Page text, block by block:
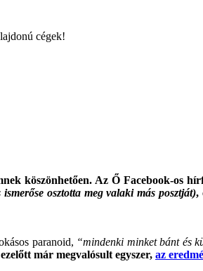
cégek!
köszönhetően. Az Ő Facebook-os
ismerőse osztotta meg valaki más posztját),
paranoid, “mindenki minket bánt és
már megvalósult egyszer, az